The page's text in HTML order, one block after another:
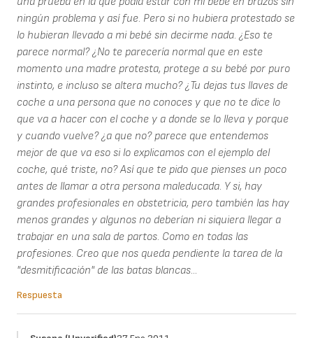
ningún problema y así fue. Pero si no hubiera protestado se
lo hubieran llevado a mi bebé sin decirme nada. ¿Eso te
parece normal? ¿No te parecería normal que en este
momento una madre protesta, protege a su bebé por puro
instinto, e incluso se altera mucho? ¿Tu dejas tus llaves de
coche a una persona que no conoces y que no te dice lo
que va a hacer con el coche y a donde se lo lleva y porque
y cuando vuelve? ¿a que no? parece que entendemos
mejor de que va eso si lo explicamos con el ejemplo del
coche, qué triste, no? Así que te pido que pienses un poco
antes de llamar a otra persona maleducada. Y si, hay
grandes profesionales en obstetricia, pero también las hay
menos grandes y algunos no deberían ni siquiera llegar a
trabajar en una sala de partos. Como en todas las
profesiones. Creo que nos queda pendiente la tarea de la
"desmitificación" de las batas blancas...
Respuesta